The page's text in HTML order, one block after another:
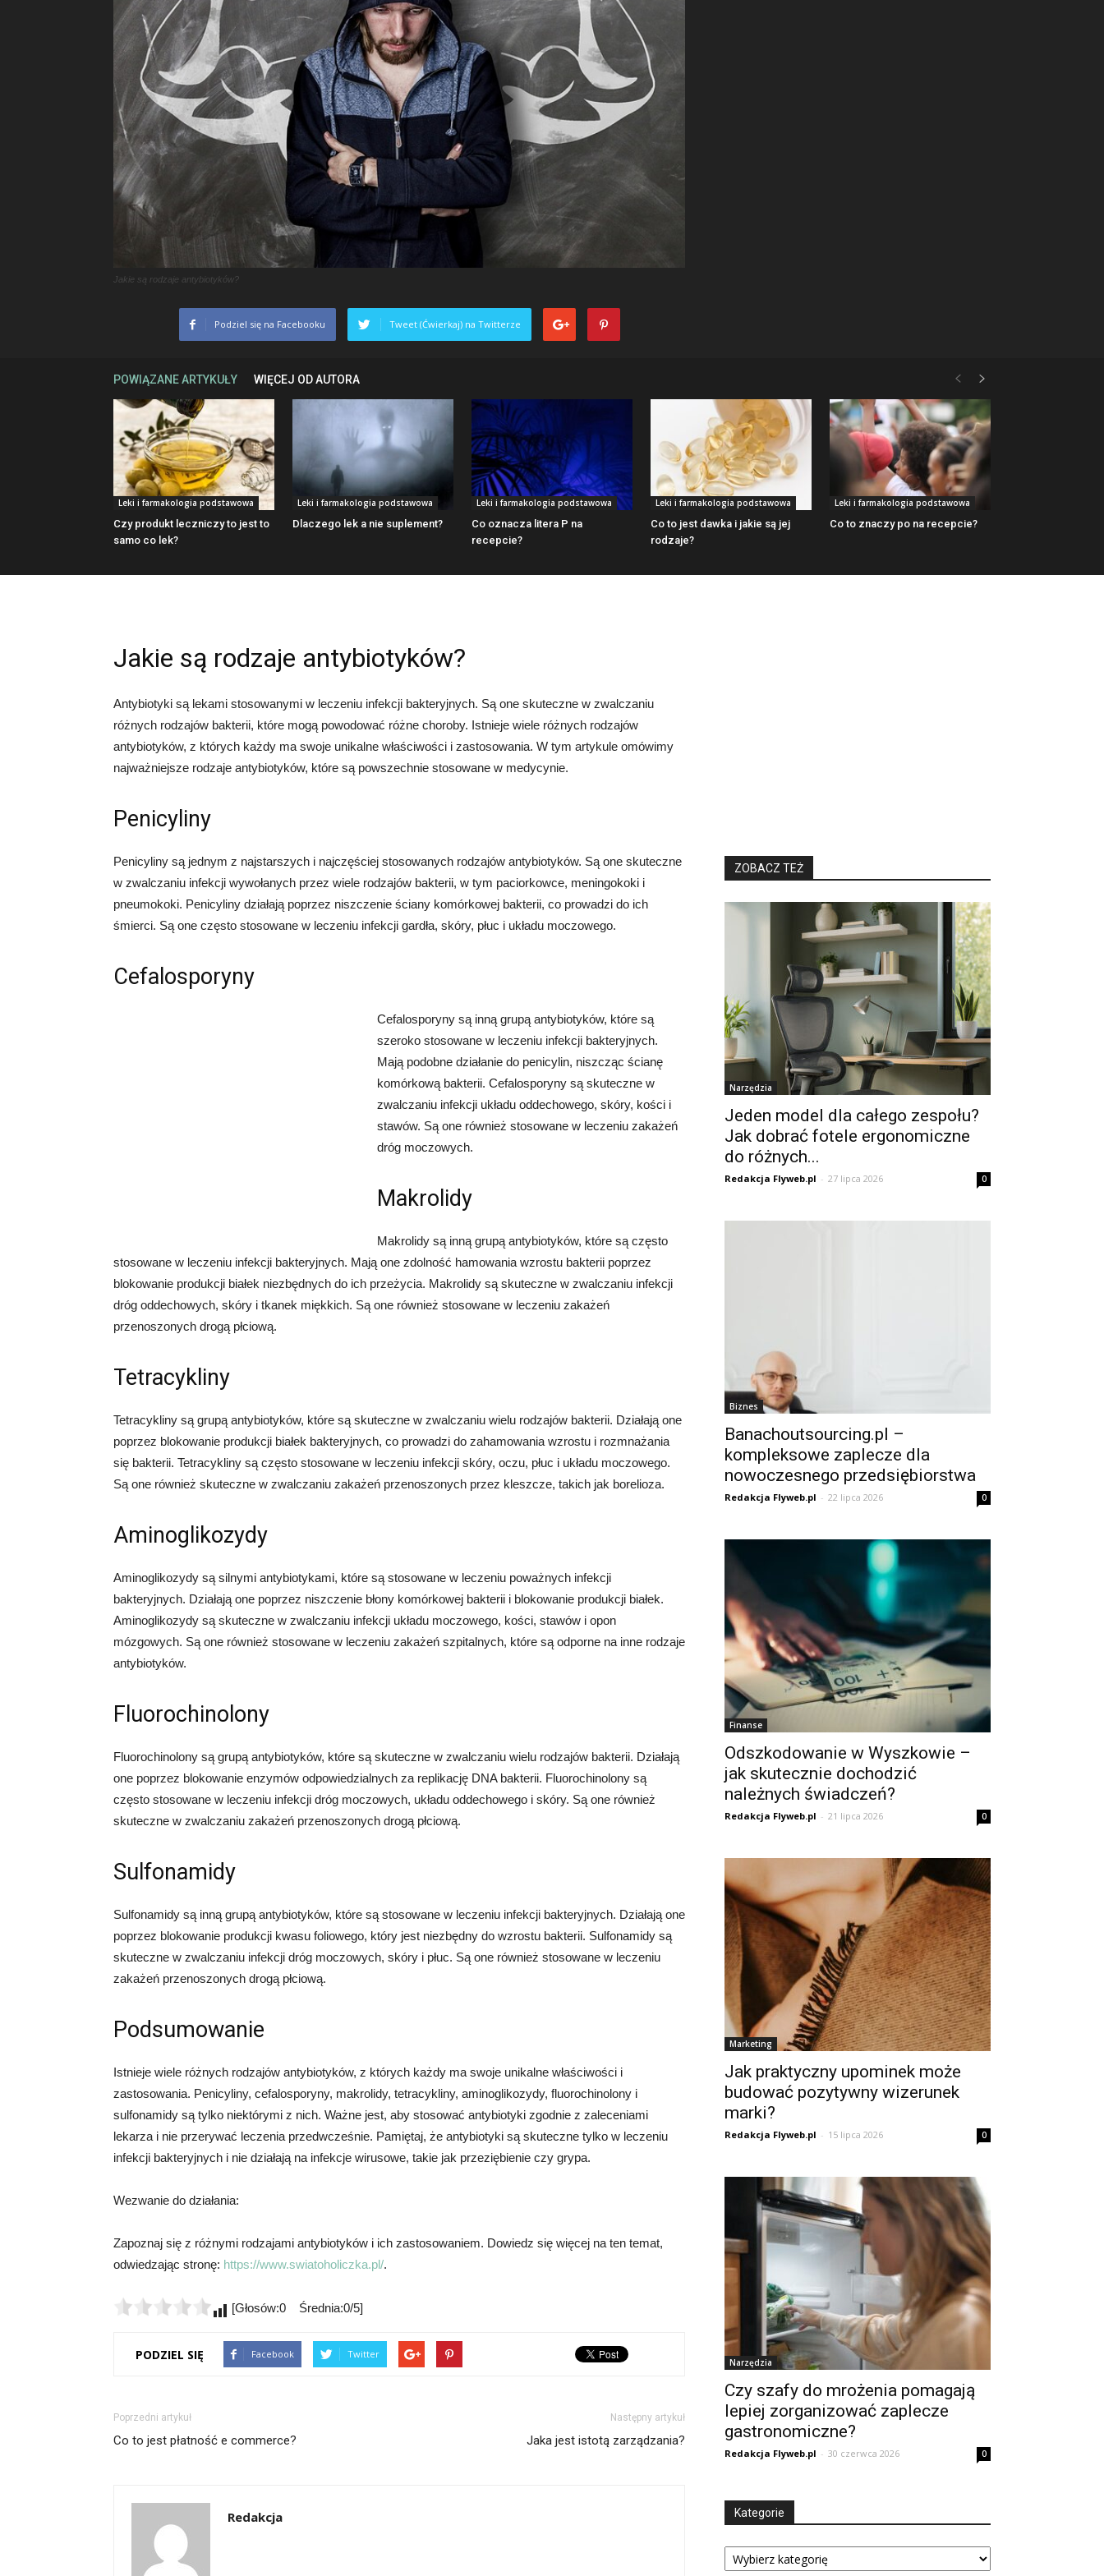
Jakie są rodzaje antybiotyków?
Podziel się na Facebooku Tweet (Ćwierkaj) na Twitterze
POWIĄZANE ARTYKUŁY WIĘCEJ OD AUTORA
Leki i farmakologia podstawowa
Czy produkt leczniczy to jest to
samo co lek?
Leki i farmakologia podstawowa
Dlaczego lek a nie suplement?
Leki i farmakologia podstawowa
Co oznacza litera P na
recepcie?
Leki i farmakologia podstawowa
Co to jest dawka i jakie są jej
rodzaje?
Leki i farmakologia podstawowa
Co to znaczy po na recepcie?
Jakie są rodzaje antybiotyków?
Antybiotyki są lekami stosowanymi w leczeniu infekcji bakteryjnych. Są one skuteczne w zwalczaniu
różnych rodzajów bakterii, które mogą powodować różne choroby. Istnieje wiele różnych rodzajów
antybiotyków, z których każdy ma swoje unikalne właściwości i zastosowania. W tym artykule omówimy
najważniejsze rodzaje antybiotyków, które są powszechnie stosowane w medycynie.
Penicyliny
Penicyliny są jednym z najstarszych i najczęściej stosowanych rodzajów antybiotyków. Są one skuteczne
w zwalczaniu infekcji wywołanych przez wiele rodzajów bakterii, w tym paciorkowce, meningokoki i
pneumokoki. Penicyliny działają poprzez niszczenie ściany komórkowej bakterii, co prowadzi do ich
śmierci. Są one często stosowane w leczeniu infekcji gardła, skóry, płuc i układu moczowego.
Cefalosporyny
Cefalosporyny są inną grupą antybiotyków, które są
szeroko stosowane w leczeniu infekcji bakteryjnych.
Mają podobne działanie do penicylin, niszcząc ścianę
komórkową bakterii. Cefalosporyny są skuteczne w
zwalczaniu infekcji układu oddechowego, skóry, kości i
stawów. Są one również stosowane w leczeniu zakażeń
dróg moczowych.
Makrolidy
Makrolidy są inną grupą antybiotyków, które są często
stosowane w leczeniu infekcji bakteryjnych. Mają one zdolność hamowania wzrostu bakterii poprzez
blokowanie produkcji białek niezbędnych do ich przeżycia. Makrolidy są skuteczne w zwalczaniu infekcji
dróg oddechowych, skóry i tkanek miękkich. Są one również stosowane w leczeniu zakażeń
przenoszonych drogą płciową.
Tetracykliny
Tetracykliny są grupą antybiotyków, które są skuteczne w zwalczaniu wielu rodzajów bakterii. Działają one
poprzez blokowanie produkcji białek bakteryjnych, co prowadzi do zahamowania wzrostu i rozmnażania
się bakterii. Tetracykliny są często stosowane w leczeniu infekcji skóry, oczu, płuc i układu moczowego.
Są one również skuteczne w zwalczaniu zakażeń przenoszonych przez kleszcze, takich jak borelioza.
Aminoglikozydy
Aminoglikozydy są silnymi antybiotykami, które są stosowane w leczeniu poważnych infekcji
bakteryjnych. Działają one poprzez niszczenie błony komórkowej bakterii i blokowanie produkcji białek.
Aminoglikozydy są skuteczne w zwalczaniu infekcji układu moczowego, kości, stawów i opon
mózgowych. Są one również stosowane w leczeniu zakażeń szpitalnych, które są odporne na inne rodzaje
antybiotyków.
Fluorochinolony
Fluorochinolony są grupą antybiotyków, które są skuteczne w zwalczaniu wielu rodzajów bakterii. Działają
one poprzez blokowanie enzymów odpowiedzialnych za replikację DNA bakterii. Fluorochinolony są
często stosowane w leczeniu infekcji dróg moczowych, układu oddechowego i skóry. Są one również
skuteczne w zwalczaniu zakażeń przenoszonych drogą płciową.
Sulfonamidy
Sulfonamidy są inną grupą antybiotyków, które są stosowane w leczeniu infekcji bakteryjnych. Działają one
poprzez blokowanie produkcji kwasu foliowego, który jest niezbędny do wzrostu bakterii. Sulfonamidy są
skuteczne w zwalczaniu infekcji dróg moczowych, skóry i płuc. Są one również stosowane w leczeniu
zakażeń przenoszonych drogą płciową.
Podsumowanie
Istnieje wiele różnych rodzajów antybiotyków, z których każdy ma swoje unikalne właściwości i
zastosowania. Penicyliny, cefalosporyny, makrolidy, tetracykliny, aminoglikozydy, fluorochinolony i
sulfonamidy są tylko niektórymi z nich. Ważne jest, aby stosować antybiotyki zgodnie z zaleceniami
lekarza i nie przerywać leczenia przedwcześnie. Pamiętaj, że antybiotyki są skuteczne tylko w leczeniu
infekcji bakteryjnych i nie działają na infekcje wirusowe, takie jak przeziębienie czy grypa.
Wezwanie do działania:
Zapoznaj się z różnymi rodzajami antybiotyków i ich zastosowaniem. Dowiedz się więcej na ten temat,
odwiedzając stronę: https://www.swiatoholiczka.pl/.
[Głosów:0 Średnia:0/5]
PODZIEL SIĘ Facebook Twitter
Poprzedni artykuł
Co to jest płatność e commerce?
Następny artykuł
Jaka jest istotą zarządzania?
Redakcja
ZOBACZ TEŻ
Narzędzia
Jeden model dla całego zespołu?
Jak dobrać fotele ergonomiczne
do różnych...
Redakcja Flyweb.pl - 27 lipca 2026 0
Biznes
Banachoutsourcing.pl –
kompleksowe zaplecze dla
nowoczesnego przedsiębiorstwa
Redakcja Flyweb.pl - 22 lipca 2026 0
Finanse
Odszkodowanie w Wyszkowie –
jak skutecznie dochodzić
należnych świadczeń?
Redakcja Flyweb.pl - 21 lipca 2026 0
Marketing
Jak praktyczny upominek może
budować pozytywny wizerunek
marki?
Redakcja Flyweb.pl - 15 lipca 2026 0
Narzędzia
Czy szafy do mrożenia pomagają
lepiej zorganizować zaplecze
gastronomiczne?
Redakcja Flyweb.pl - 30 czerwca 2026 0
Kategorie
Kategorie